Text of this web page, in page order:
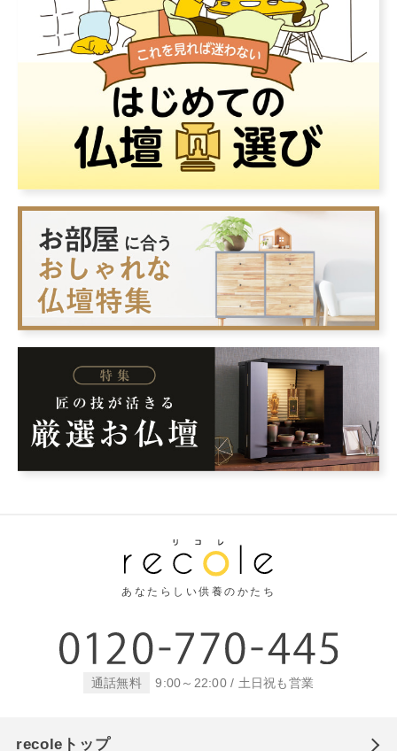
あなたらしい供養のかたち
通話無料 9:00～22:00 / 土日祝も営業
recoleトップ